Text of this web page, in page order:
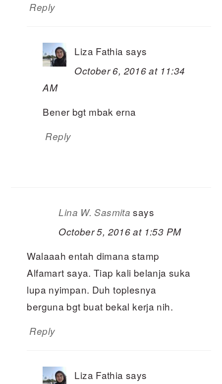
Reply
Liza Fathia says
October 6, 2016 at 11:34
AM
Bener bgt mbak erna
Reply
Lina W. Sasmita says
October 5, 2016 at 1:53 PM
Walaaah entah dimana stamp
Alfamart saya. Tiap kali belanja suka
lupa nyimpan. Duh toplesnya
berguna bgt buat bekal kerja nih.
Reply
Liza Fathia says